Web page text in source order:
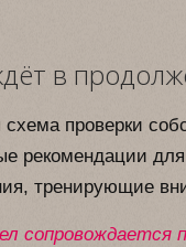
в
схема проверки
рекомендации для
тренирующие
сопровождается